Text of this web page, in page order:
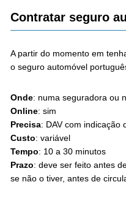
Contratar seguro
A partir do momento em
o seguro automóvel
Onde: numa seguradora ou
Online: sim
Precisa: DAV com indicação
Custo: variável
Tempo: 10 a 30 minutos
Prazo: deve ser feito antes
se não o tiver, antes de